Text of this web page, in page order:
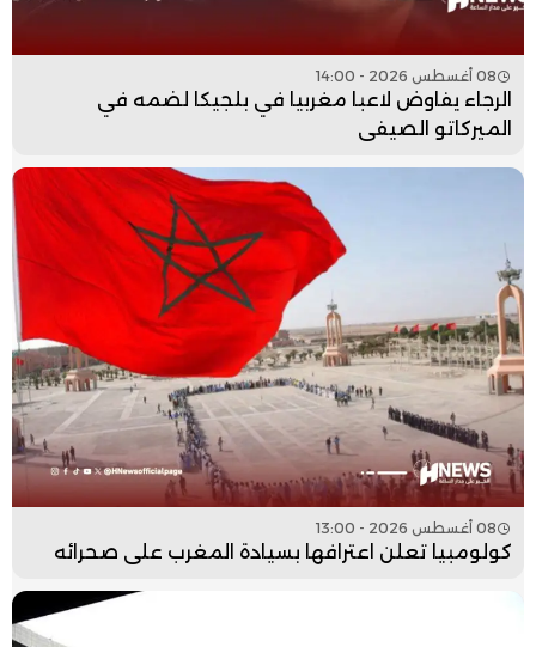
08 أغسطس 2026 - 14:00
الرجاء يفاوض لاعبا مغربيا في بلجيكا لضمه في
الميركاتو الصيفي
08 أغسطس 2026 - 13:00
كولومبيا تعلن اعترافها بسيادة المغرب على صحرائه